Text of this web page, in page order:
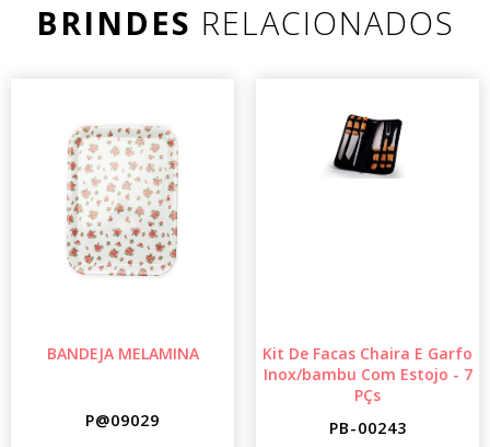
BRINDES RELACIONADOS
BANDEJA MELAMINA
P@09029
Kit De Facas Chaira E Garfo
Inox/bambu Com Estojo - 7
PÇs
PB-00243